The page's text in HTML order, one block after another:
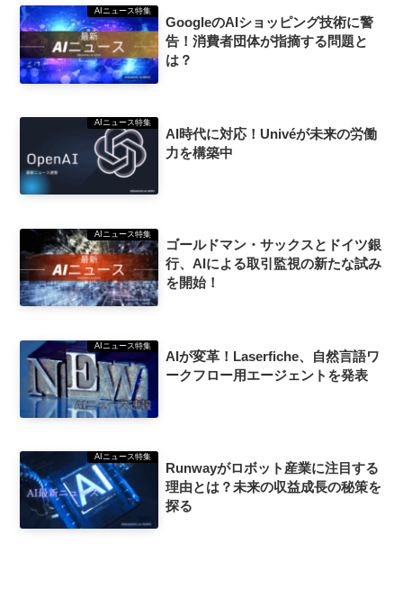
AIニュース特集
GoogleのAIショッピング技術に警
告！消費者団体が指摘する問題と
は？
AIニュース特集
AI時代に対応！Univéが未来の労働
力を構築中
AIニュース特集
ゴールドマン・サックスとドイツ銀
行、AIによる取引監視の新たな試み
を開始！
AIニュース特集
AIが変革！Laserfiche、自然言語ワ
ークフロー用エージェントを発表
AIニュース特集
Runwayがロボット産業に注目する
理由とは？未来の収益成長の秘策を
探る